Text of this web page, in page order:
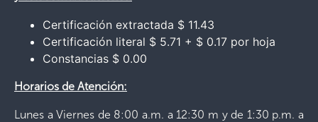
Certificación extractada $ 11.43
Certificación literal $ 5.71 + $ 0.17 por hoja
Constancias $ 0.00
Horarios de Atención:
Lunes a Viernes de 8:00 a.m. a 12:30 m y de 1:30 p.m. a